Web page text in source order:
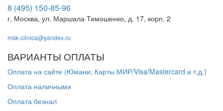
8 (495) 150-85-96
г. Москва, ул. Маршала Тимошенко, д. 17, корп. 2
msk-clinica@yandex.ru
ВАРИАНТЫ ОПЛАТЫ
Оплата на сайте (Юмани, Карты МИР/Visa/Mastercard и т.д.)
Оплата наличными
Оплата безнал